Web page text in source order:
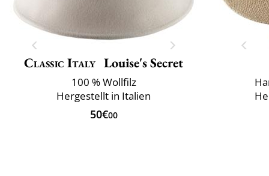
Classic Italy Louise's Secret
100 % Wollfilz
Hergestellt in Italien
50€00